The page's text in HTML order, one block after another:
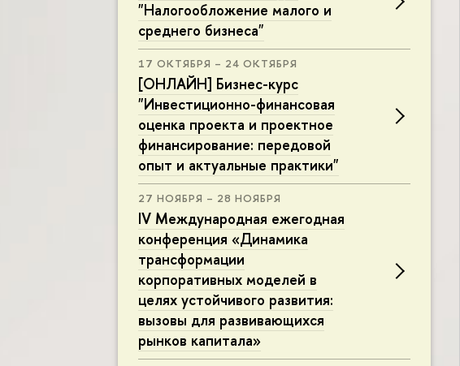
"Налогообложение малого и
среднего бизнеса"
17 ОКТЯБРЯ – 24 ОКТЯБРЯ
[ОНЛАЙН] Бизнес-курс
"Инвестиционно-финансовая
оценка проекта и проектное
финансирование: передовой
опыт и актуальные практики"
27 НОЯБРЯ – 28 НОЯБРЯ
IV Международная ежегодная
конференция «Динамика
трансформации
корпоративных моделей в
целях устойчивого развития:
вызовы для развивающихся
рынков капитала»